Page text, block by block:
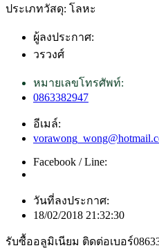
ประเภทวัสดุ: โลหะ
ผู้ลงประกาศ:
วรวงศ์
หมายเลขโทรศัพท์:
0863382947
อีเมล์:
Facebook / Line:
วันที่ลงประกาศ:
18/02/2018 21:32:30
รับซื้ออลูมิเนียม ติดต่อเบอร์